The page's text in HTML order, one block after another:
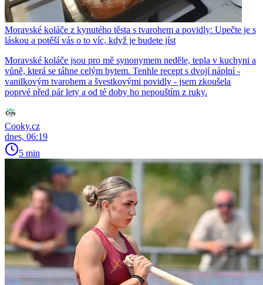
Moravské koláče z kynutého těsta s tvarohem a povidly: Upečte je s
láskou a potěší vás o to víc, když je budete jíst
Moravské koláče jsou pro mě synonymem neděle, tepla v kuchyni a
vůně, která se táhne celým bytem. Tenhle recept s dvojí náplní -
vanilkovým tvarohem a švestkovými povidly - jsem zkoušela
poprvé před pár lety a od té doby ho nepouštím z ruky.
Cooky.cz
dnes, 06:19
5 min